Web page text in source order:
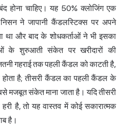
चाहिए। यह 50% क्लोजिंग एक
निसन ने जापानी कैंडलस्टिक्स पर अपने
था और बाद के शोधकर्ताओं ने भी इसका
के शुरुआती संकेत पर खरीदारों की
गहराई तक पहली कैंडल को काटती है,
है; तीसरी कैंडल का पहली कैंडल के
मजबूत संकेत माना जाता है। यदि तीसरी
है, तो यह वास्तव में कोई सकारात्मक
है।